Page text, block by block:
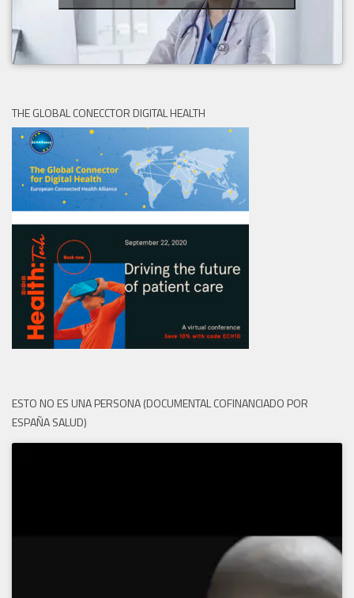
THE GLOBAL CONECCTOR DIGITAL HEALTH
ESTO NO ES UNA PERSONA (DOCUMENTAL COFINANCIADO POR
ESPAÑA SALUD)